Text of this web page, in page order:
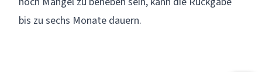
bis zu sechs Monate dauern.